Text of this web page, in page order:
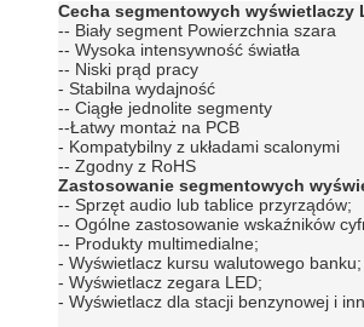
Cecha segmentowych wyświetlaczy
-- Biały segment Powierzchnia szara
-- Wysoka intensywność światła
-- Niski prąd pracy
- Stabilna wydajność
-- Ciągłe jednolite segmenty
--Łatwy montaż na PCB
- Kompatybilny z układami scalonymi
-- Zgodny z RoHS
Zastosowanie segmentowych
-- Sprzęt audio lub tablice przyrządów;
-- Ogólne zastosowanie wskaźników
-- Produkty multimedialne;
- Wyświetlacz kursu walutowego banku;
- Wyświetlacz zegara LED;
- Wyświetlacz dla stacji benzynowej i